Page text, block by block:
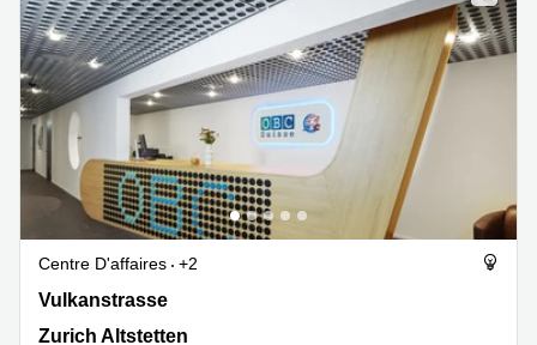
Centre D'affaires
+2
Vulkanstrasse 130b, Zurich Altstetten
Vulkanstrasse
Zurich Altstetten